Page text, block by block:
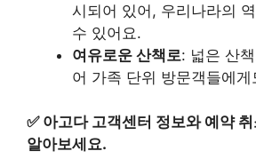
시되어 있어, 우리나라의
수 있어요.
여유로운 산책로: 넓은 산
어 가족 단위 방문객들에
✅ 아고다 고객센터 정보와 예약
알아보세요.